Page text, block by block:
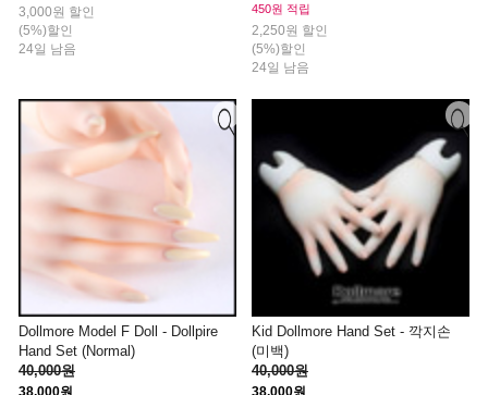
3,000원 할인
(5%)할인
24일 남음
450원 적립
2,250원 할인
(5%)할인
24일 남음
Dollmore Model F Doll - Dollpire
Hand Set (Normal)
40,000원
38,000원
Kid Dollmore Hand Set - 깍지손
(미백)
40,000원
38,000원